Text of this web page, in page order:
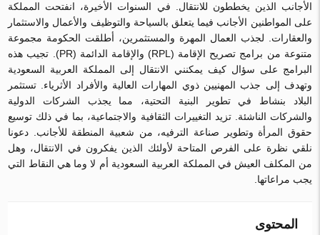
الأجانب الذين يخططون للانتقال. في السنوات الأخيرة، انفتحت المملكة
على المواطنين الأجانب فيما يتعلق بالسياحة والتوظيف والأعمال والاستثمار
والعقارات. لجذب العمال المهرة والمستثمرين، أطلقت الحكومة مجموعة
متنوعة من برامج تصريح الإقامة (RPL) والإقامة الدائمة (PR). تجيب هذه
البرامج على سؤال كيف يمكنني الانتقال إلى المملكة العربية السعودية
وتهدف إلى جذب المهنيين ذوي المهارات العالية والأفراد الأثرياء. تستثمر
البلاد بنشاط في تطوير البنية التحتية، مما يجذب الشركات الدولية
والشركات الناشئة. تزيد التغييرات الثقافية والاجتماعية، بما في ذلك توسيع
حقوق المرأة وتطوير صناعة الترفيه، من شعبية المنطقة للأجانب. دعونا
نلقي نظرة على الفرص المتاحة لأولئك الذين يفكرون في الانتقال، وهل
من المكلف العيش في المملكة العربية السعودية أم لا وما هي النقاط التي
يجب مراعاتها.
المحتوى